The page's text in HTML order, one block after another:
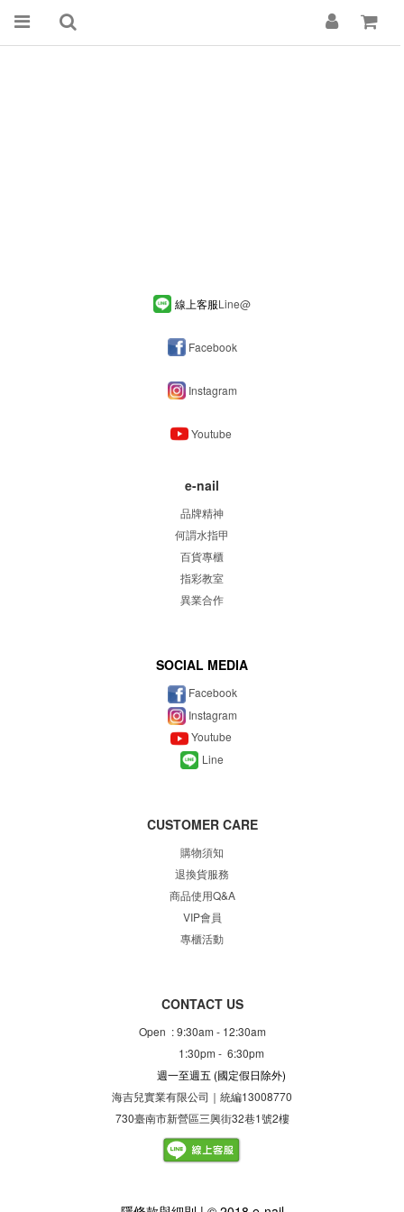
線上客服Line@
Facebook
Instagram
Youtube
e-nail
品牌精神
何謂水指甲
百貨專櫃
指彩教室
異業合作
SOCIAL MEDIA
Facebook
Instagram
Youtube
Line
CUSTOMER CARE
購物須知
退換貨服務
商品使用Q&A
VIP會員
專櫃活動
CONTACT US
Open : 9:30am - 12:30am
1:30pm - 6:30pm
週一至週五 (國定假日除外)
海吉兒實業有限公司｜統編13008770
730臺南市新營區三興街32巷1號2樓